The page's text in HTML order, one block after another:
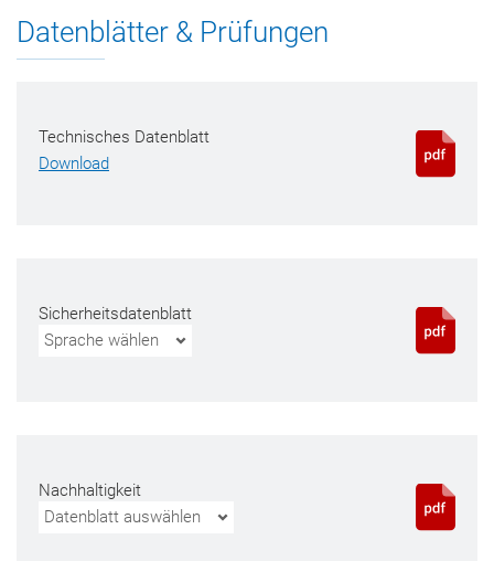
Datenblätter & Prüfungen
Technisches Datenblatt
Download
Sicherheitsdatenblatt
Sprache wählen
Nachhaltigkeit
Datenblatt auswählen